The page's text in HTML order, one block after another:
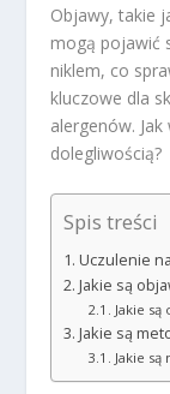
Objawy, takie
mogą pojawić
niklem, co
kluczowe dla
alergenów.
dolegliwością?
Spis treści
Uczulenie
Jakie są
Jakie
Jakie są
Jakie